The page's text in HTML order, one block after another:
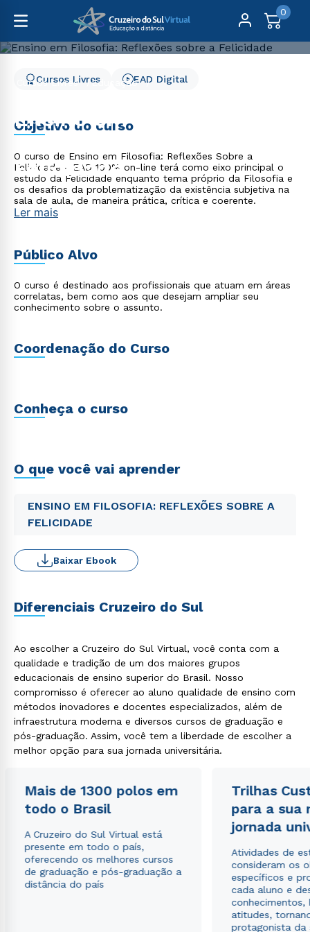
0
Cursos Livres
Educação
Ensino em Filosofia:
Reflexões sobre a
Felicidade
Cursos Livres EAD Digital
Objetivo do curso
O curso de Ensino em Filosofia: Reflexões Sobre a
Felicidade - EAD 100% on-line terá como eixo principal o
estudo da Felicidade enquanto tema próprio da Filosofia e
os desafios da problematização da existência subjetiva na
sala de aula, de maneira prática, crítica e coerente.
Ler mais
Público Alvo
O curso é destinado aos profissionais que atuam em áreas
correlatas, bem como aos que desejam ampliar seu
conhecimento sobre o assunto.
Coordenação do Curso
Conheça o curso
O que você vai aprender
ENSINO EM FILOSOFIA: REFLEXÕES SOBRE A
FELICIDADE
Baixar Ebook
Diferenciais Cruzeiro do Sul
Ao escolher a Cruzeiro do Sul Virtual, você conta com a
qualidade e tradição de um dos maiores grupos
educacionais de ensino superior do Brasil. Nosso
compromisso é oferecer ao aluno qualidade de ensino com
métodos inovadores e docentes especializados, além de
infraestrutura moderna e diversos cursos de graduação e
pós-graduação. Assim, você tem a liberdade de escolher a
melhor opção para sua jornada universitária.
Mais de 1300 polos em
todo o Brasil
A Cruzeiro do Sul Virtual está
presente em todo o país,
oferecendo os melhores cursos
de graduação e pós-graduação a
distância do país
Trilhas
para a sua
jornada
Atividades de
consideram os
específicos e
cada aluno e
conhecimentos,
atitudes,
protagonista da